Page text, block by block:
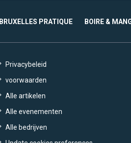
BRUXELLES PRATIQUE BOIRE &
Privacybeleid
voorwaarden
Alle artikelen
Alle evenementen
Alle bedrijven